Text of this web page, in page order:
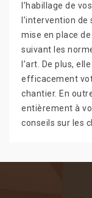
l’habillage de
l’intervention
mise en place
suivant les
l’art. De plus,
efficacement
chantier. En
entièrement à
conseils sur les